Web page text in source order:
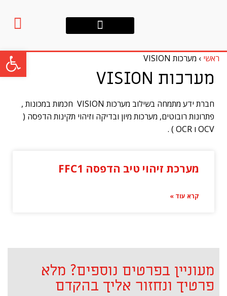
ראשי › מערכות VISION
מערכות VISION
חברת ידע מתמחה בשילוב מערכות VISION חכמות במכונות ,
פתרונות רובוטים, מערכות מיון ובדיקה וזיהוי תקינות הדפסה (
OCV ו OCR ) .
מערכת זיהוי טיב הדפסה FFC1
קרא עוד »
מעוניין בפרטים נוספים? מלא
פרטיך ונחזור אליך בהקדם
פתח